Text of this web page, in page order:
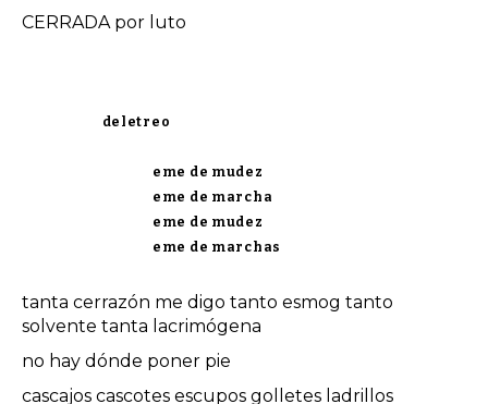
CERRADA por luto
deletreo
eme de mudez
eme de marcha
eme de mudez
eme de marchas
tanta cerrazón me digo tanto esmog tanto
solvente tanta lacrimógena
no hay dónde poner pie
cascajos cascotes escupos golletes ladrillos